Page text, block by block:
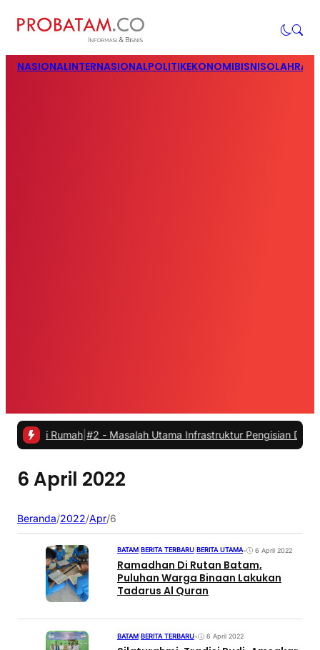
NASIONALINTERNASIONALPOLITIKEKONOMIBISNIS
Rumah|#2 -Masalah Utama Infrastruktur Pengisian Daya
6 April 2022
Beranda/2022/Apr/6
BATAM BERITA TERBARU BERITA UTAMA• 6 April 2022
Ramadhan Di Rutan Batam,
Puluhan Warga Binaan Lakukan
Tadarus Al Quran
BATAM BERITA TERBARU• 6 April 2022